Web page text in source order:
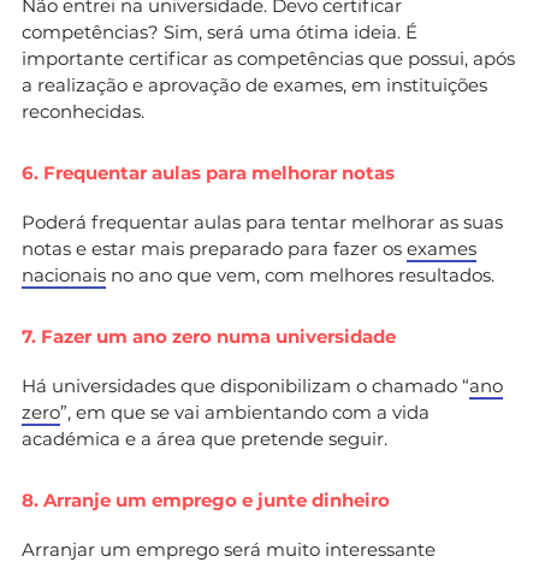
Não entrei na universidade. Devo certificar
competências? Sim, será uma ótima ideia. É
importante certificar as competências que possui, após
a realização e aprovação de exames, em instituições
reconhecidas.
6. Frequentar aulas para melhorar notas
Poderá frequentar aulas para tentar melhorar as suas
notas e estar mais preparado para fazer os exames
nacionais no ano que vem, com melhores resultados.
7. Fazer um ano zero numa universidade
Há universidades que disponibilizam o chamado “ano
zero”, em que se vai ambientando com a vida
académica e a área que pretende seguir.
8. Arranje um emprego e junte dinheiro
Arranjar um emprego será muito interessante